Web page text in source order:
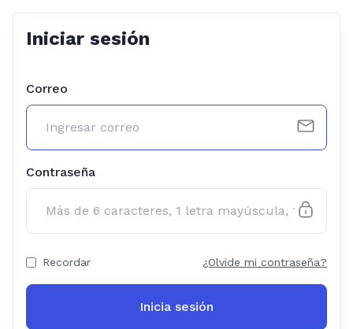
Iniciar sesión
Correo
Contraseña
Recordar ¿Olvide mi contraseña?